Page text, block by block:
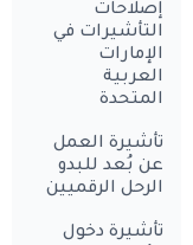
إصلاحات
التأشيرات في
الإمارات
العربية
المتحدة
تأشيرة العمل
عن بُعد للبدو
الرحل الرقميين
تأشيرة دخول